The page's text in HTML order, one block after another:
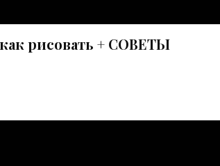
рисовать + СОВЕТЫ